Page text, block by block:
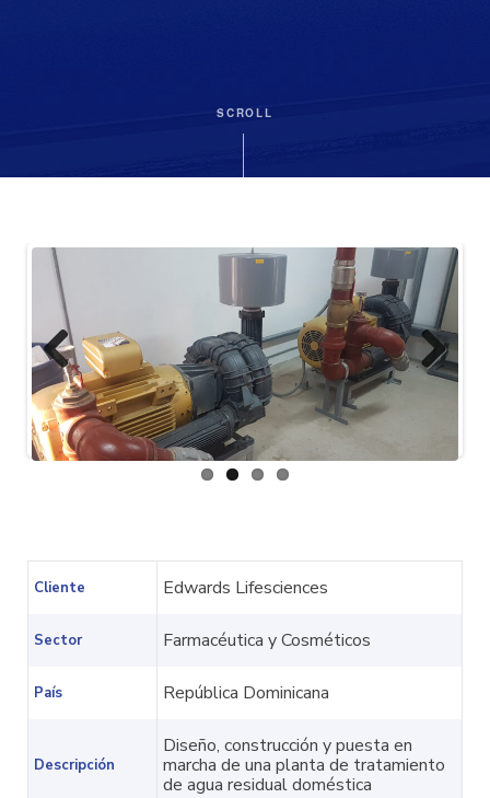
SCROLL
Previ
ous
Cliente Edwards Lifesciences
Sector Farmacéutica y Cosméticos
País República Dominicana
Descripción
Diseño, construcción y puesta en
marcha de una planta de tratamiento
de agua residual doméstica